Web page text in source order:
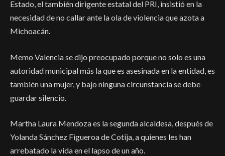
Estado, el también dirigente estatal del PRI, insistió en la
necesidad de no callar ante la ola de violencia que azota a
Michoacán.
Memo Valencia se dijo preocupado porque no solo es una
autoridad municipal más la que es asesinada en la entidad, es
también una mujer, y bajo ninguna circunstancia se debe
guardar silencio.
Martha Laura Mendoza es la segunda alcaldesa, después de
Yolanda Sánchez Figueroa de Cotija, a quienes les han
arrebatado la vida en el lapso de un año.